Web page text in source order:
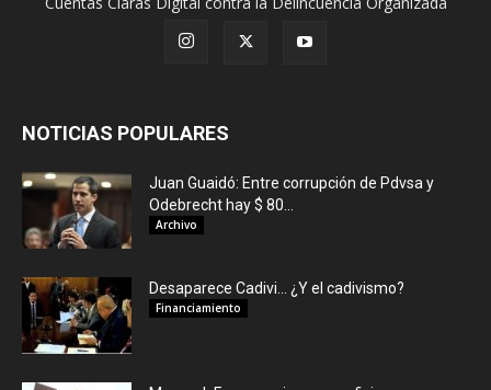
NOTICIAS POPULARES
Juan Guaidó: Entre corrupción de Pdvsa y
Odebrecht hay $ 80...
Archivo
Desaparece Cadivi… ¿Y el cadivismo?
Financiamiento